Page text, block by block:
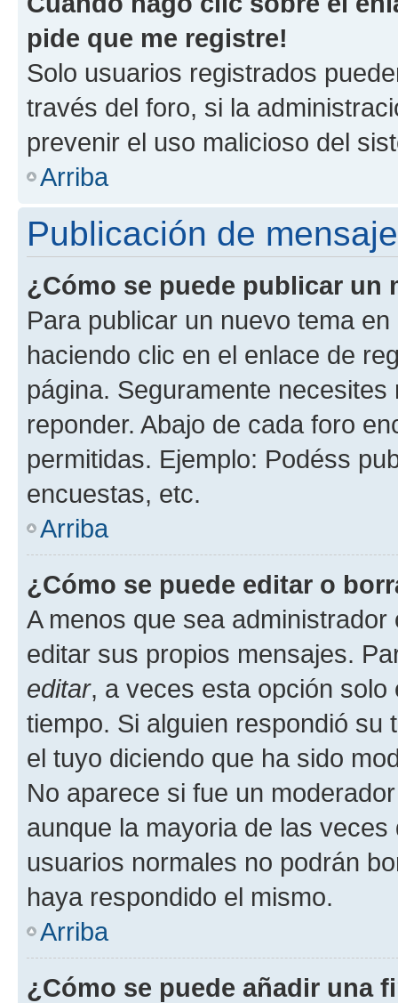
pide que me registre!
Solo usuarios registrados
través del foro, si la
prevenir el uso malicioso del
Arriba
Publicación de
¿Cómo se puede publicar un
Para publicar un nuevo tema
haciendo clic en el enlace de
página. Seguramente
reponder. Abajo de cada foro
permitidas. Ejemplo: Podéss
encuestas, etc.
Arriba
¿Cómo se puede editar o
A menos que sea
editar sus propios mensajes.
editar, a veces esta opción
tiempo. Si alguien respondió
el tuyo diciendo que ha sido
No aparece si fue un
aunque la mayoria de las
usuarios normales no podrán
haya respondido el mismo.
Arriba
¿Cómo se puede añadir una